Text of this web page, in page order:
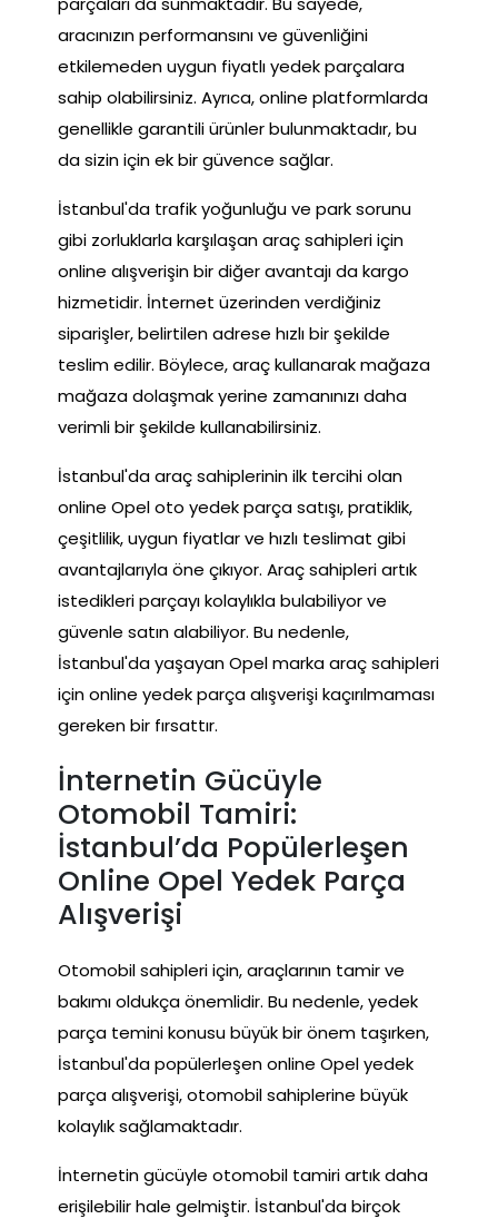
aracınızın performansını ve güvenliğini
etkilemeden uygun fiyatlı yedek parçalara
sahip olabilirsiniz. Ayrıca, online platformlarda
genellikle garantili ürünler bulunmaktadır, bu
da sizin için ek bir güvence sağlar.
İstanbul'da trafik yoğunluğu ve park sorunu
gibi zorluklarla karşılaşan araç sahipleri için
online alışverişin bir diğer avantajı da kargo
hizmetidir. İnternet üzerinden verdiğiniz
siparişler, belirtilen adrese hızlı bir şekilde
teslim edilir. Böylece, araç kullanarak mağaza
mağaza dolaşmak yerine zamanınızı daha
verimli bir şekilde kullanabilirsiniz.
İstanbul'da araç sahiplerinin ilk tercihi olan
online Opel oto yedek parça satışı, pratiklik,
çeşitlilik, uygun fiyatlar ve hızlı teslimat gibi
avantajlarıyla öne çıkıyor. Araç sahipleri artık
istedikleri parçayı kolaylıkla bulabiliyor ve
güvenle satın alabiliyor. Bu nedenle,
İstanbul'da yaşayan Opel marka araç sahipleri
için online yedek parça alışverişi kaçırılmaması
gereken bir fırsattır.
İnternetin Gücüyle
Otomobil Tamiri:
İstanbul’da Popülerleşen
Online Opel Yedek Parça
Alışverişi
Otomobil sahipleri için, araçlarının tamir ve
bakımı oldukça önemlidir. Bu nedenle, yedek
parça temini konusu büyük bir önem taşırken,
İstanbul'da popülerleşen online Opel yedek
parça alışverişi, otomobil sahiplerine büyük
kolaylık sağlamaktadır.
İnternetin gücüyle otomobil tamiri artık daha
erişilebilir hale gelmiştir. İstanbul'da birçok